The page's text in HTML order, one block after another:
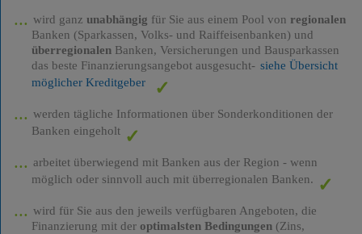
wird ganz unabhängig für Sie aus einem Pool von regionalen
Banken (Sparkassen, Volks- und Raiffeisenbanken) und
überregionalenBanken, Versicherungen und Bausparkassen
das beste Finanzierungsangebot ausgesucht- siehe Übersicht
möglicher Kreditgeber
werden tägliche Informationen über Sonderkonditionen der
Banken eingeholt
arbeitet überwiegend mit Banken aus der Region - wenn
möglich oder sinnvoll auch mit überregionalen Banken.
wird für Sie aus den jeweils verfügbaren Angeboten, die
Finanzierung mit der optimalsten Bedingungen(Zins,